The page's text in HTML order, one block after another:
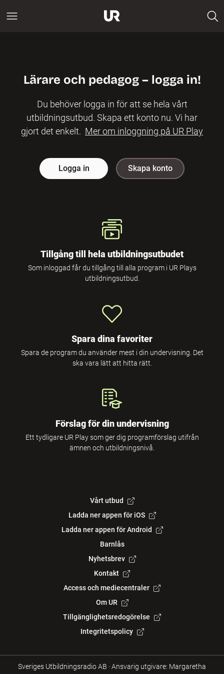
Lärare och pedagog – logga in!
Du behöver logga in för att se hela vårt
utbildningsutbud. Skapa ett konto nu. Vi har
gjort det enkelt. Mer om inloggning på UR Play
Logga in Skapa konto
Tillgång till hela utbildningsutbudet
Som inloggad får du tillgång till alla program i UR Plays
utbildningsutbud.
Spara dina favoriter
Spara de program du använder mest i din undervisning. Det
ska vara lätt att hitta rätt.
Förslag för din undervisning
Ett tydligare UR Play som ger dig programförslag utifrån
ämnen och utbildningsnivå.
Vårt utbud
Ladda ner appen för iOS
Ladda ner appen för Android
Barnlås
Nyhetsbrev
Kontakt
Access och mediecentraler
Om UR
Tillgänglighetsredogörelse
Integritetspolicy
Sveriges Utbildningsradio AB ·Ansvarig utgivare: Margaretha